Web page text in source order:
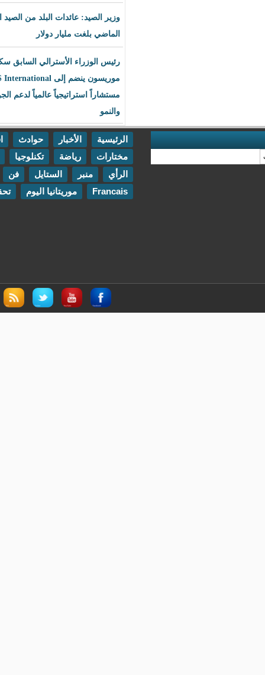
وزير الصيد: عائدات البلد من الصيد العام
الماضي بلغت مليار دولار
رئيس الوزراء الأسترالي السابق سكوت
موريسون ينضم إلى BLS International
مستشاراً استراتيجياً عالمياً لدعم الجودة
حوادث
اقتصاد
تكنلوجيا
مقابلات
الستايل فن
اتصل بنا
موريتانيا اليوم تحقيقات